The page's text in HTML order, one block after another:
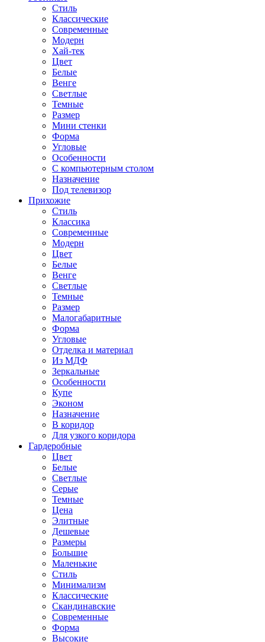
Стиль
Классические
Современные
Модерн
Хай-тек
Цвет
Белые
Венге
Светлые
Темные
Размер
Мини стенки
Форма
Угловые
Особенности
С компьютерным столом
Назначение
Под телевизор
Прихожие
Стиль
Классика
Современные
Модерн
Цвет
Белые
Венге
Светлые
Темные
Размер
Малогабаритные
Форма
Угловые
Отделка и материал
Из МДФ
Зеркальные
Особенности
Купе
Эконом
Назначение
В коридор
Для узкого коридора
Гардеробные
Цвет
Белые
Светлые
Серые
Темные
Цена
Элитные
Дешевые
Размеры
Большие
Маленькие
Стиль
Минимализм
Классические
Скандинавские
Современные
Форма
Высокие